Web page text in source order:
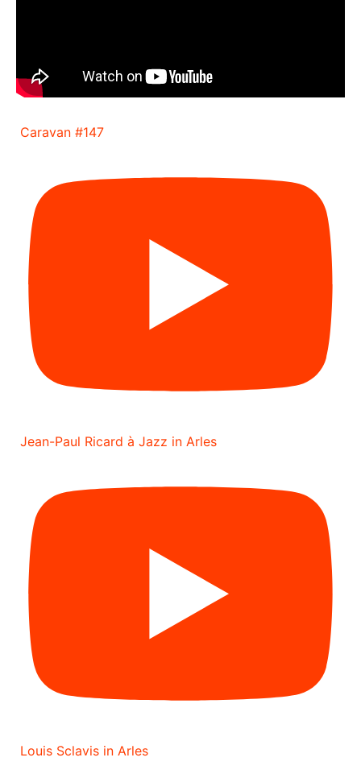
Caravan #147
Jean-Paul Ricard à Jazz in Arles
Louis Sclavis in Arles